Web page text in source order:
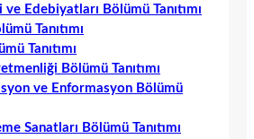
Edebiyatları Bölümü Tanıtımı
Tanıtımı
Tanıtımı
Bölümü Tanıtımı
ve Enformasyon Bölümü
Sanatları Bölümü Tanıtımı